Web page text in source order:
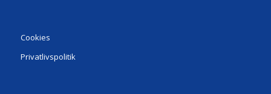
Cookies
Privatlivspolitik